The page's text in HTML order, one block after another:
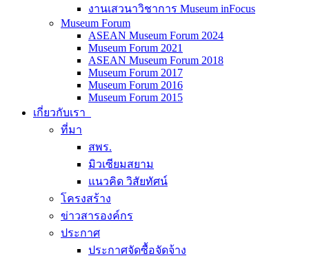
งานเสวนาวิชาการ Museum inFocus
Museum Forum
ASEAN Museum Forum 2024
Museum Forum 2021
ASEAN Museum Forum 2018
Museum Forum 2017
Museum Forum 2016
Museum Forum 2015
เกี่ยวกับเรา
ที่มา
สพร.
มิวเซียมสยาม
แนวคิด วิสัยทัศน์
โครงสร้าง
ข่าวสารองค์กร
ประกาศ
ประกาศจัดซื้อจัดจ้าง